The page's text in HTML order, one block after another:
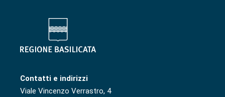
Contatti e indirizzi
Viale Vincenzo Verrastro, 4